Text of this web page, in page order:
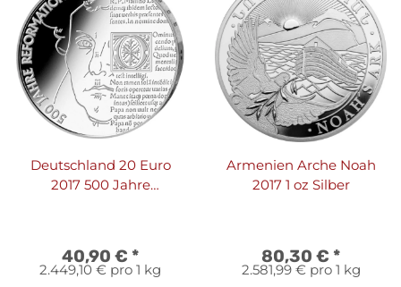
Deutschland 20 Euro
2017 500 Jahre
40,90 € *
2.449,10 € pro 1 kg
Armenien Arche Noah
2017 1 oz Silber
80,30 € *
2.581,99 € pro 1 kg